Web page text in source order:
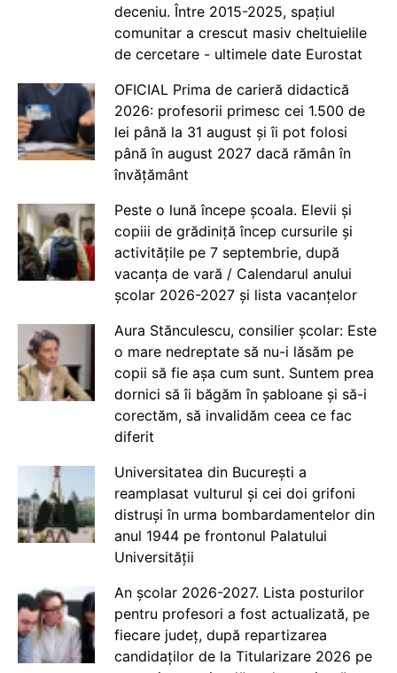
deceniu. Între 2015-2025, spațiul
comunitar a crescut masiv cheltuielile
de cercetare - ultimele date Eurostat
OFICIAL Prima de carieră didactică
2026: profesorii primesc cei 1.500 de
lei până la 31 august și îi pot folosi
până în august 2027 dacă rămân în
învățământ
Peste o lună începe școala. Elevii și
copiii de grădiniță încep cursurile și
activitățile pe 7 septembrie, după
vacanța de vară / Calendarul anului
școlar 2026-2027 și lista vacanțelor
Aura Stănculescu, consilier școlar: Este
o mare nedreptate să nu-i lăsăm pe
copii să fie așa cum sunt. Suntem prea
dornici să îi băgăm în șabloane și să-i
corectăm, să invalidăm ceea ce fac
diferit
Universitatea din București a
reamplasat vulturul și cei doi grifoni
distruși în urma bombardamentelor din
anul 1944 pe frontonul Palatului
Universității
An școlar 2026-2027. Lista posturilor
pentru profesori a fost actualizată, pe
fiecare județ, după repartizarea
candidaților de la Titularizare 2026 pe